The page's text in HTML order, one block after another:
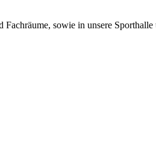
sowie in unsere Sporthalle